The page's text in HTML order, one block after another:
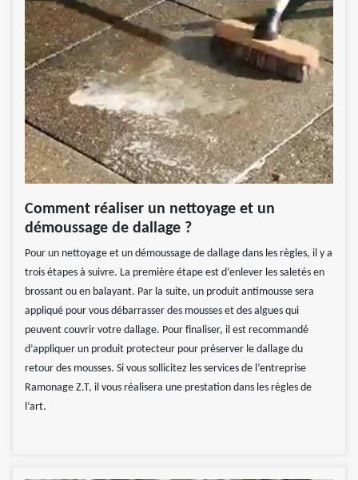
Comment réaliser un nettoyage et un
démoussage de dallage ?
Pour un nettoyage et un démoussage de dallage dans les règles, il y a
trois étapes à suivre. La première étape est d’enlever les saletés en
brossant ou en balayant. Par la suite, un produit antimousse sera
appliqué pour vous débarrasser des mousses et des algues qui
peuvent couvrir votre dallage. Pour finaliser, il est recommandé
d’appliquer un produit protecteur pour préserver le dallage du
retour des mousses. Si vous sollicitez les services de l’entreprise
Ramonage Z.T, il vous réalisera une prestation dans les règles de
l’art.